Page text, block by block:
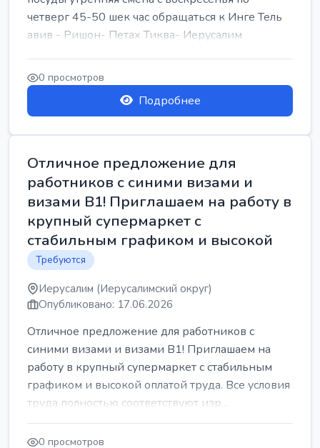
четверг 45-50 шек час обращаться к Инге Тель
авив - Ришон- Петах Тиква- Иерусалим
0 просмотров
Подробнее
Отличное предложение для
работников с синими визами и
визами B1! Приглашаем на работу в
крупный супермаркет с
стабильным графиком и высокой
Требуются
Иерусалим (Иерусалимский округ)
Опубликовано: 17.06.2026
Отличное предложение для работников с
синими визами и визами B1! Приглашаем на
работу в крупный супермаркет с стабильным
графиком и высокой оплатой труда. Все условия
труда полностью соответствуют изр...
0 просмотров